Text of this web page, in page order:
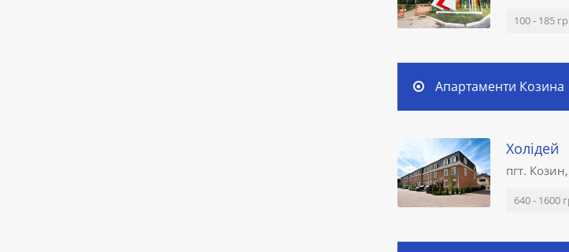
100 - 185
Aпартаменти Козина
Холідей
пгт.
640 - 1600